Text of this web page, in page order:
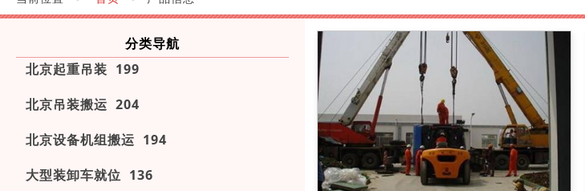
分类导航
北京起重吊装 199
北京吊装搬运 204
北京设备机组搬运 194
大型装卸车就位 136